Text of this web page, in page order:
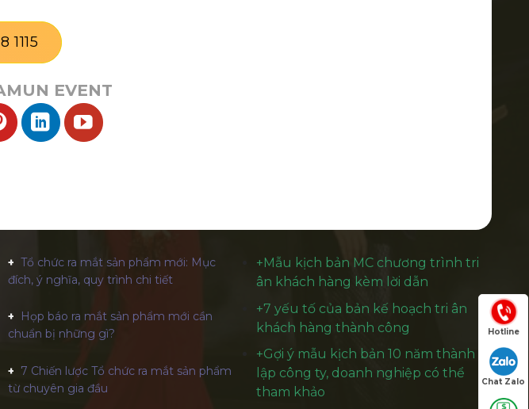
1115
EVENT
Tổ chức ra mắt sản phẩm mới: Mục
đích, ý nghĩa, quy trình chi tiết
Họp báo ra mắt sản phẩm mới cần
chuẩn bị những gì?
7 Chiến lược Tổ chức ra mắt sản phẩm
từ chuyên gia đầu
+Mẫu kịch bản MC chương trình tri
ân khách hàng kèm lời dẫn
+7 yếu tố của bản kế hoạch tri ân
khách hàng thành công
+Gợi ý mẫu kịch bản 10 năm thành
lập công ty, doanh nghiệp có thể
tham khảo
Hotline
Chat Zalo